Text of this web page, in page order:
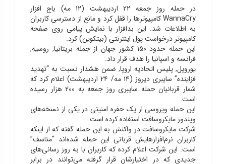
در حمله روز جمعه ۲۲ اردیبهشت (۱۲ مه) باج افزار
WannaCry کامپیوترها را قفل کرد و مانع از دسترسی کاربران
به اطلاعات شد. این بدافزار با نمایش پیامی روی صفحه
کامپیوتر درخواست پول اینترنتی (بیتکوین) کرد.
این حمله حدود ۱۵۰ کشور جهان از جمله بریتانیا, روسیه,
فرانسه و اسپانیا را هدف قرار داد.
یوروپل, پلیس اتحادیه اروپا, ضمن هشدار نسبت به “تهدید
فزاینده” سایبری دیروز (۱۴ مه/ ۲۴ اردیبهشت) اعلام کرد که
شمار قربانیان حمله سایبری روز جمعه به ۲۰۰ هزار رسیده
است.
این حمله ویروسی از یک حفره امنیتی در یکی از نسخه‌های
ویندوز مایکروسافت استفاده کرده است.
شرکت مایکروسافت در واکنش به این حمله گفته که از اینکه
کاربران نرم‌افزارهایش قربانی این حمله شده‌اند “متاسف”
است. این شرکت اعلام کرده که کاربران با به روز رسانی‌های
جدیدی که در اختیارشان قرار گرفته می‌توانند در برابر